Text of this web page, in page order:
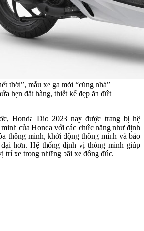
thời”, mẫu xe ga mới “cùng nhà”
hẹn đắt hàng, thiết kế đẹp ăn đứt
Honda Dio 2023 nay được trang bị hệ
của Honda với các chức năng như định
thông minh, khởi động thông minh và bảo
hơn. Hệ thống định vị thông minh giúp
trí xe trong những bãi xe đông đúc.